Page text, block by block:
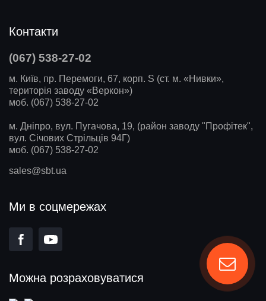
Контакти
(067) 538-27-02
м. Київ, пр. Перемоги, 67, корп. S (ст. м. «Нивки»,
територія заводу «Веркон»)
моб. (067) 538-27-02
м. Дніпро, вул. Пугачова, 19, (район заводу "Профітек",
вул. Січових Стрільців 94Г)
моб. (067) 538-27-02
sales@sbt.ua
Ми в соцмережах
Можна розраховуватися